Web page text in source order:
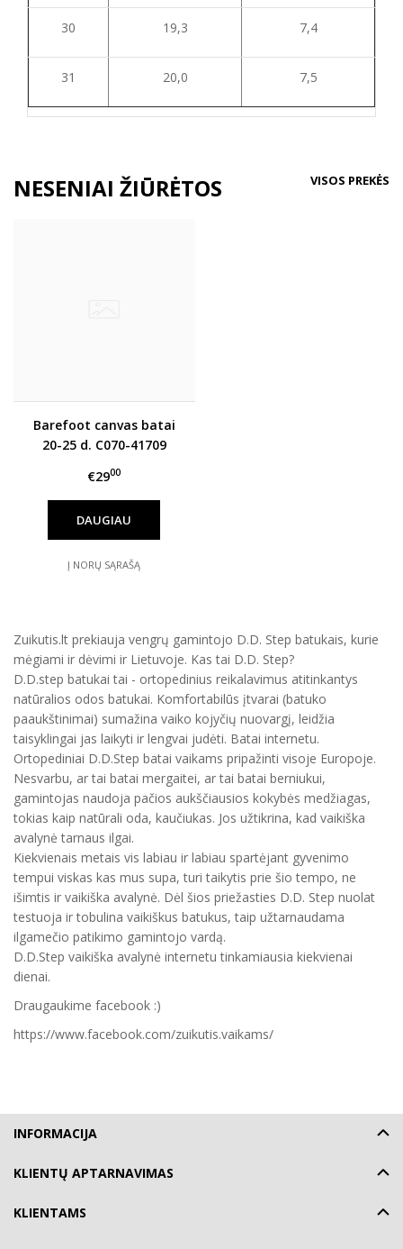
30 19,3 7,4
31 20,0 7,5
NESENIAI ŽIŪRĖTOS VISOS PREKĖS
Barefoot canvas batai
20-25 d. C070-41709
€2900
DAUGIAU
Į NORŲ SĄRAŠĄ
Zuikutis.lt prekiauja vengrų gamintojo D.D. Step batukais, kurie
mėgiami ir dėvimi ir Lietuvoje. Kas tai D.D. Step?
D.D.step batukai tai - ortopedinius reikalavimus atitinkantys
natūralios odos batukai. Komfortabilūs įtvarai (batuko
paaukštinimai) sumažina vaiko kojyčių nuovargį, leidžia
taisyklingai jas laikyti ir lengvai judėti. Batai internetu.
Ortopediniai D.D.Step batai vaikams pripažinti visoje Europoje.
Nesvarbu, ar tai batai mergaitei, ar tai batai berniukui,
gamintojas naudoja pačios aukščiausios kokybės medžiagas,
tokias kaip natūrali oda, kaučiukas. Jos užtikrina, kad vaikiška
avalynė tarnaus ilgai.
Kiekvienais metais vis labiau ir labiau spartėjant gyvenimo
tempui viskas kas mus supa, turi taikytis prie šio tempo, ne
išimtis ir vaikiška avalynė. Dėl šios priežasties D.D. Step nuolat
testuoja ir tobulina vaikiškus batukus, taip užtarnaudama
ilgamečio patikimo gamintojo vardą.
D.D.Step vaikiška avalynė internetu tinkamiausia kiekvienai
dienai.
Draugaukime facebook :)
https://www.facebook.com/zuikutis.vaikams/
INFORMACIJA
KLIENTŲ APTARNAVIMAS
KLIENTAMS